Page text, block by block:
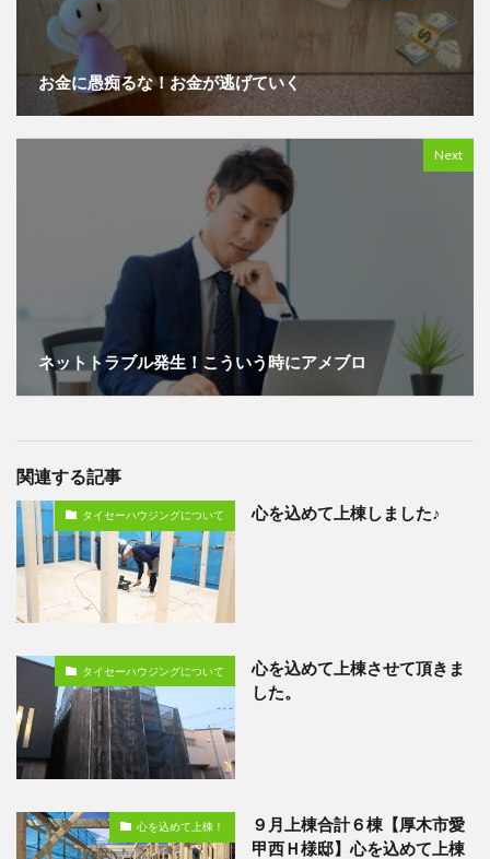
お金に愚痴るな！お金が逃げていく
Next
ネットトラブル発生！こういう時にアメブロ
関連する記事
タイセーハウジングについて 心を込めて上棟しました♪
タイセーハウジングについて
心を込めて上棟させて頂きま
した。
心を込めて上棟！
９月上棟合計６棟【厚木市愛
甲西Ｈ様邸】心を込めて上棟